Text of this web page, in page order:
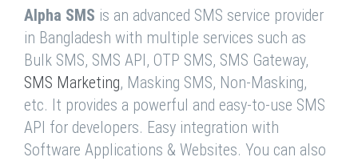
Alpha SMS is an advanced SMS service provider
in Bangladesh with multiple services such as
Bulk SMS, SMS API, OTP SMS, SMS Gateway,
SMS Marketing, Masking SMS, Non-Masking,
etc. It provides a powerful and easy-to-use SMS
API for developers. Easy integration with
Software Applications & Websites. You can also